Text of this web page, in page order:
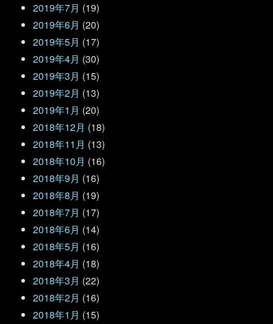
2019年7月 (19)
2019年6月 (20)
2019年5月 (17)
2019年4月 (30)
2019年3月 (15)
2019年2月 (13)
2019年1月 (20)
2018年12月 (18)
2018年11月 (13)
2018年10月 (16)
2018年9月 (16)
2018年8月 (19)
2018年7月 (17)
2018年6月 (14)
2018年5月 (16)
2018年4月 (18)
2018年3月 (22)
2018年2月 (16)
2018年1月 (15)